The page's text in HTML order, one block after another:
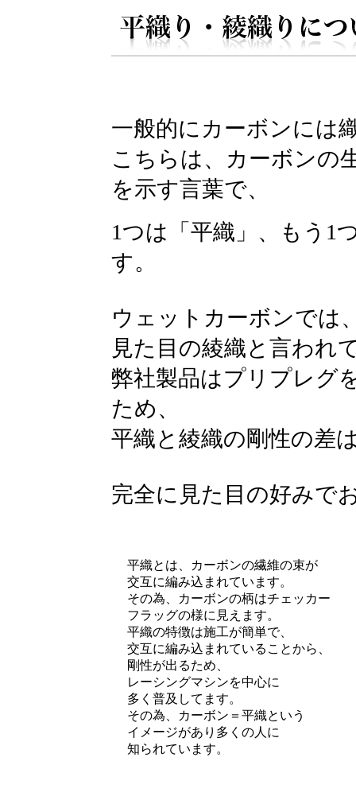
一般的にカーボンには
こちらは、カーボンの
を示す言葉で、
1つは「平織」、もう1
す。
ウェットカーボンでは
見た目の綾織と言われ
弊社製品はプリプレグ
ため、
平織と綾織の剛性の差
完全に見た目の好みで
平織とは、カーボンの繊維の束が
交互に編み込まれています。
その為、カーボンの柄はチェッカー
フラッグの様に見えます。
平織の特徴は施工が簡単で、
交互に編み込まれていることから、
剛性が出るため、
レーシングマシンを中心に
多く普及してます。
その為、カーボン＝平織という
イメージがあり多くの人に
知られています。